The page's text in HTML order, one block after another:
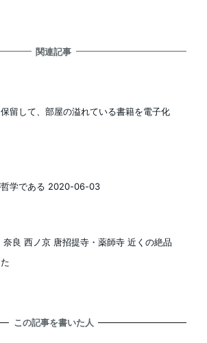
関連記事
留して、部屋の溢れている書籍を電子化
哲学である 2020-06-03
奈良 西ノ京 唐招提寺・薬師寺 近くの絶品
この記事を書いた人